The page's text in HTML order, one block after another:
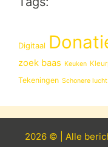
Digitaal
zoek baas Keuken
Tekeningen Schonere lucht
2026 © | Alle